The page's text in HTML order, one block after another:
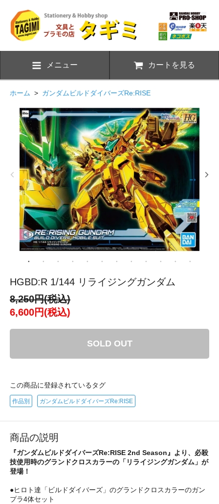
メニュー カートを見る
ホーム > ガンダムビルドダイバーズRe:RISE
HGBD:R 1/144 リライジングガンダム
8,250円(税込)
6,600円(税込)
SOLD OUT
この商品に登録されているタグ
作品別 ガンダムビルドダイバーズRe:RISE
商品の説明
『ガンダムビルドダイバーズRe:RISE 2nd Season』より、必殺
技使用時のグランドクロスカラーの「リライジングガンダム」が
登場！
●ヒロト達「ビルドダイバーズ」のグランドクロスカラーのガン
プラ4体セット